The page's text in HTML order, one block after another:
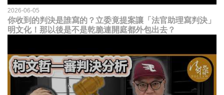
2026-06-05
你收到的判決是誰寫的？立委竟提案讓「法官助理寫判決」
明文化！那以後是不是乾脆連開庭都外包出去？